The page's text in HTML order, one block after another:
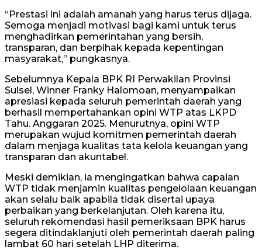
“Prestasi ini adalah amanah yang harus terus dijaga.
Semoga menjadi motivasi bagi kami untuk terus
menghadirkan pemerintahan yang bersih,
transparan, dan berpihak kepada kepentingan
masyarakat,” pungkasnya.
Sebelumnya Kepala BPK RI Perwakilan Provinsi
Sulsel, Winner Franky Halomoan, menyampaikan
apresiasi kepada seluruh pemerintah daerah yang
berhasil mempertahankan opini WTP atas LKPD
Tahu. Anggaran 2025. Menurutnya, opini WTP
merupakan wujud komitmen pemerintah daerah
dalam menjaga kualitas tata kelola keuangan yang
transparan dan akuntabel.
Meski demikian, ia mengingatkan bahwa capaian
WTP tidak menjamin kualitas pengelolaan keuangan
akan selalu baik apabila tidak disertai upaya
perbaikan yang berkelanjutan. Oleh karena itu,
seluruh rekomendasi hasil pemeriksaan BPK harus
segera ditindaklanjuti oleh pemerintah daerah paling
lambat 60 hari setelah LHP diterima.